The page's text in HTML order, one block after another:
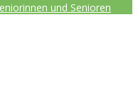
und Senioren